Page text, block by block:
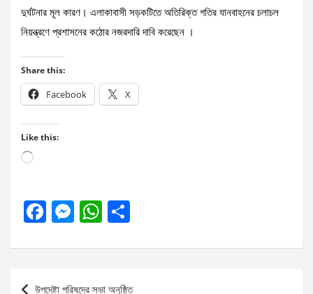
দুর্ঘটনার মূল কারণ। এলাকাবাসী সড়কটিতে অতিরিক্ত গতির যানবাহনের চলাচল
নিয়ন্ত্রণে প্রশাসনের কঠোর নজরদারি দাবি করেছেন ।
Share this:
Facebook X
Like this:
Loading…
F
ce
b
M
se
W
at ar
Postউপদেষ্টা পরিষদের সভা অনুষ্ঠিত